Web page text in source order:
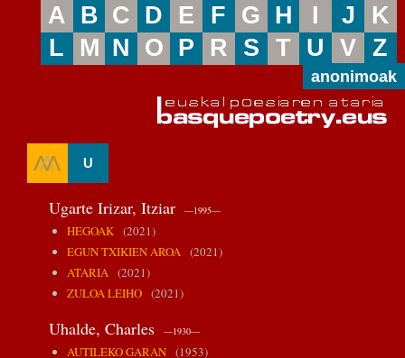
A B C D E F G H I J
K
L
M N O P R S T U V Z
anonimoak
U
Ugarte Irizar, Itziar —1995—
HEGOAK(2021)
EGUN TXIKIEN AROA(2021)
ATARIA(2021)
ZULOA LEIHO(2021)
Uhalde, Charles —1930—
AUTILEKO GARAN(1953)